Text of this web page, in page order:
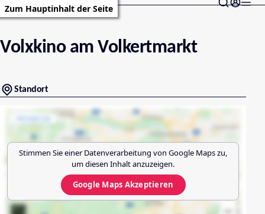
Zum Hauptinhalt der Seite
Volxkino am Volkertmarkt
Standort
Stimmen Sie einer Datenverarbeitung von Google Mapszu,
um diesen Inhalt anzuzeigen.
Google Maps Akzeptieren